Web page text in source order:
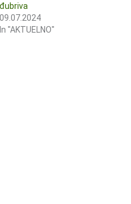
đubriva
09.07.2024
In "AKTUELNO"